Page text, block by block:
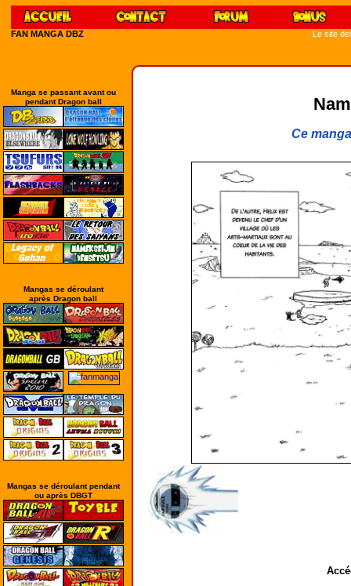
FAN MANGA DBZ Le site
Manga se passant avant ou
pendant Dragon ball
Mangas se déroulant
après Dragon ball
Mangas se déroulant pendant
ou après DBGT
Ce